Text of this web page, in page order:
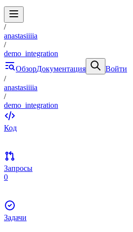
/
anastasiiiia
/
demo_integration
ОбзорДокументация
Войти
/
anastasiiiia
/
demo_integration
Код
Запросы
0
Задачи